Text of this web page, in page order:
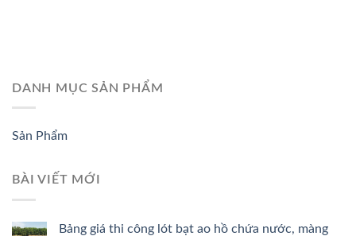
DANH MỤC SẢN PHẨM
Sản Phẩm
BÀI VIẾT MỚI
Bảng giá thi công lót bạt ao hồ chứa nước, màng